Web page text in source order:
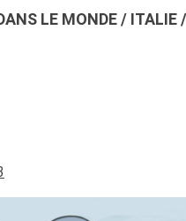
LE MONDE/ ITALIE/